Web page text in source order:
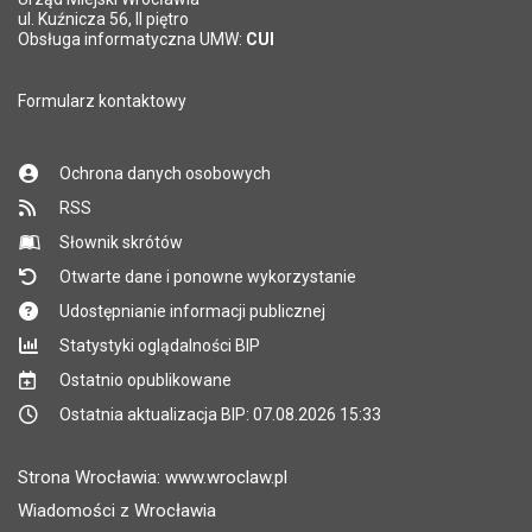
*
Pole wymagane
ul. Kuźnicza 56, II piętro
Obsługa informatyczna UMW: CUI
Formularz kontaktowy
Ochrona danych osobowych
RSS
Słownik skrótów
Otwarte dane i ponowne wykorzystanie
Udostępnianie informacji publicznej
Statystyki oglądalności BIP
Ostatnio opublikowane
Ostatnia aktualizacja BIP: 07.08.2026 15:33
Strona Wrocławia: www.wroclaw.pl
Wiadomości z Wrocławia